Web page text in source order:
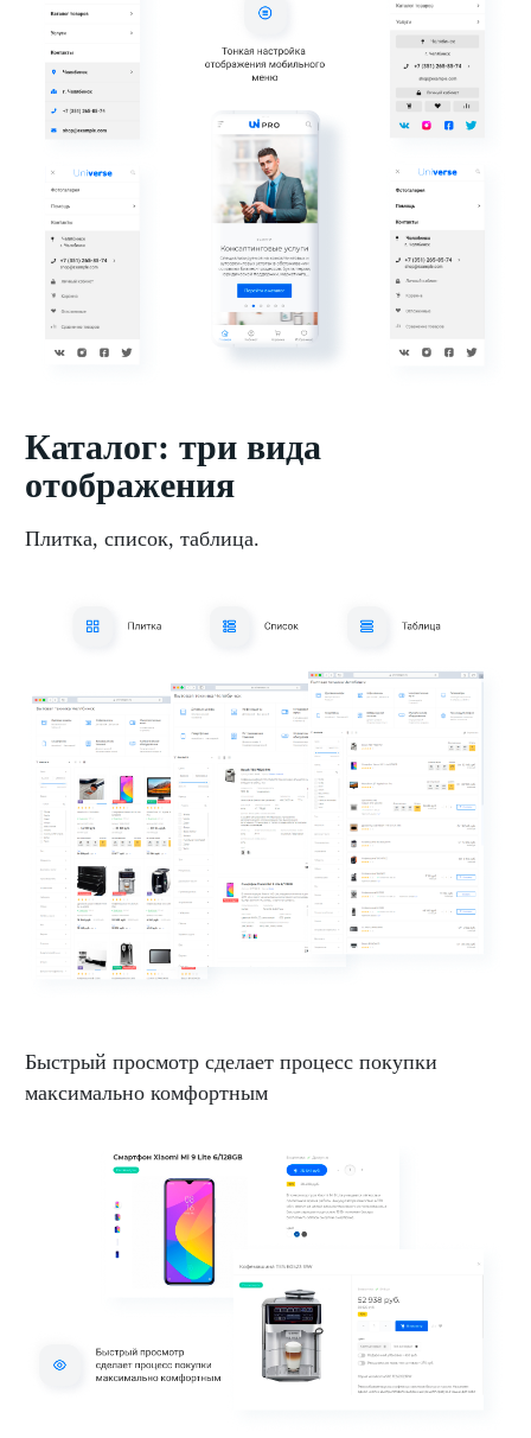
Каталог: три вида
отображения
Плитка, список, таблица.
Быстрый просмотр сделает процесс покупки
максимально комфортным